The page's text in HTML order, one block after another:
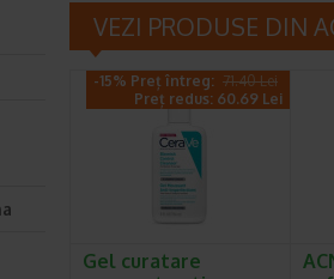
VEZI PRODUSE DIN
-15% Preț întreg: 71.40 Lei
Preț redus: 60.69 Lei
Gel curatare